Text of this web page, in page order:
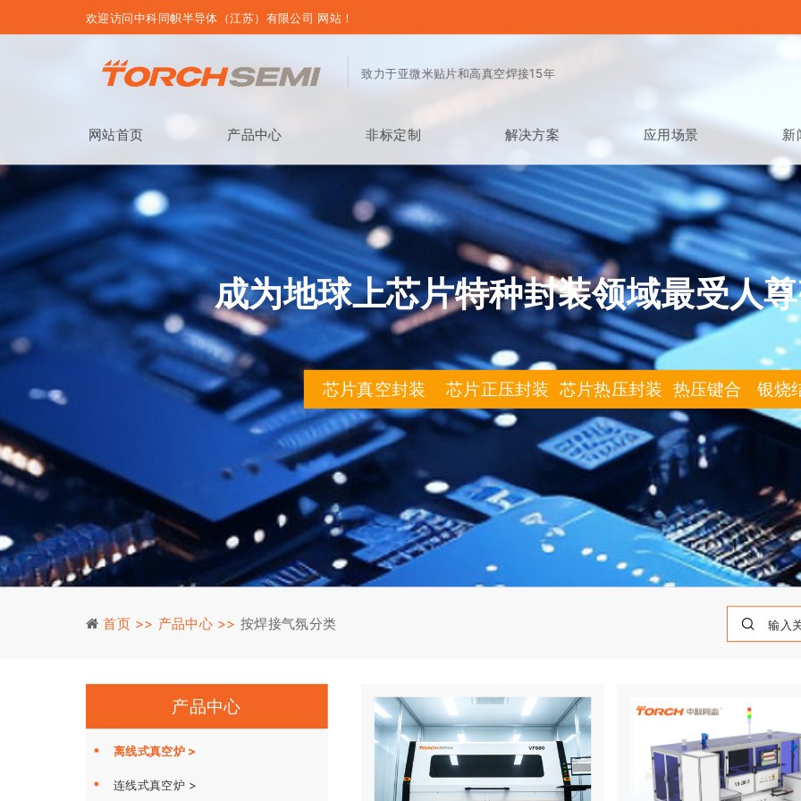
致力于亚微米贴片和高真空焊接15年
欢迎访问中科同帜半导体（江苏）有限公司 网站！
网站首页 产品中心 非标定制 解决方案 应用场景 新
成为地球上芯片特种封装领域最受人
芯片真空封装 芯片正压封装 芯片热压封装 热压键合 银烧
首页 >> 产品中心 >> 按焊接气氛分类
产品中心
离线式真空炉 >
连线式真空炉 >